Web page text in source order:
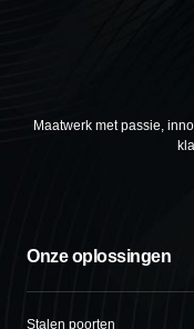
Maatwerk met passie,
Onze oplossingen
Stalen poorten